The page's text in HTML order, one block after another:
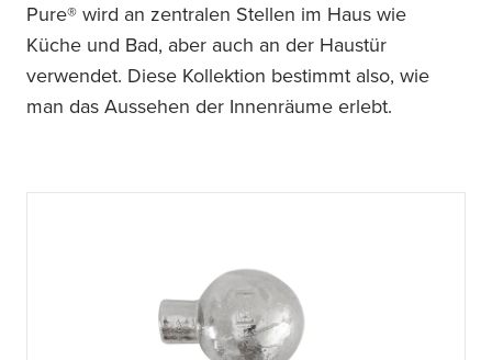
Pure® wird an zentralen Stellen im Haus wie
Küche und Bad, aber auch an der Haustür
verwendet. Diese Kollektion bestimmt also, wie
man das Aussehen der Innenräume erlebt.